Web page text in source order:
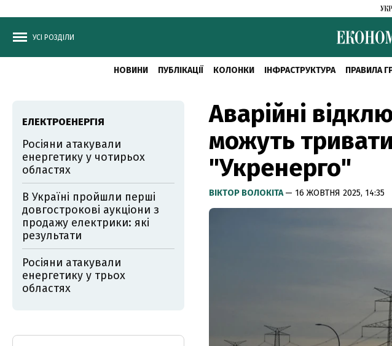
УСІ РОЗДІЛИ
НОВИНИ ПУБЛІКАЦІЇ КОЛОНКИ ІНФРАСТРУКТУРА ПРАВИЛА
Аварійні
можуть
"Укренерго"
ВІКТОР ВОЛОКІТА— 16 ЖОВТНЯ 2025, 14:35
ЕЛЕКТРОЕНЕРГІЯ
Росіяни атакували
енергетику у чотирьох
областях
В Україні пройшли перші
довгострокові аукціони з
продажу електрики: які
результати
Росіяни атакували
енергетику у трьох
областях